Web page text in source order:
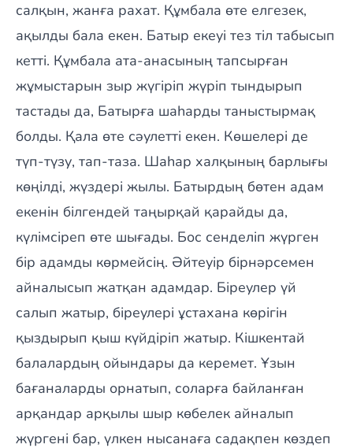
салқын, жанға рахат. Құмбала өте елгезек,
ақылды бала екен. Батыр екеуі тез тіл табысып
кетті. Құмбала ата-анасының тапсырған
жұмыстарын зыр жүгіріп жүріп тындырып
тастады да, Батырға шаһарды таныстырмақ
болды. Қала өте сәулетті екен. Көшелері де
түп-түзу, тап-таза. Шаһар халқының барлығы
көңілді, жүздері жылы. Батырдың бөтен адам
екенін білгендей таңырқай қарайды да,
күлімсіреп өте шығады. Бос сенделіп жүрген
бір адамды көрмейсің. Әйтеуір бірнәрсемен
айналысып жатқан адамдар. Біреулер үй
салып жатыр, біреулері ұстахана көрігін
қыздырып қыш күйдіріп жатыр. Кішкентай
балалардың ойындары да керемет. Ұзын
бағаналарды орнатып, соларға байланған
арқандар арқылы шыр көбелек айналып
жүргені бар, үлкен нысанаға садақпен көздеп